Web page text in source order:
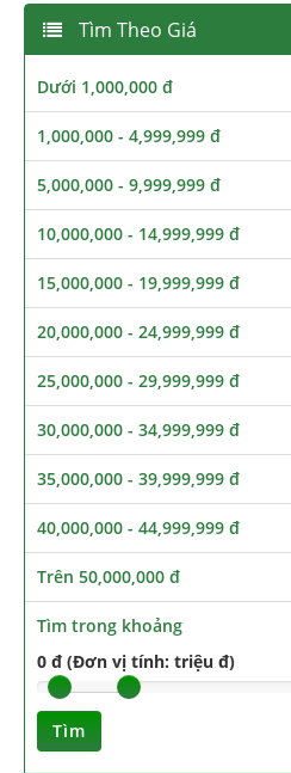
Tìm Theo Giá
Dưới 1,000,000 đ
1,000,000 - 4,999,999 đ
5,000,000 - 9,999,999 đ
10,000,000 - 14,999,999 đ
15,000,000 - 19,999,999 đ
20,000,000 - 24,999,999 đ
25,000,000 - 29,999,999 đ
30,000,000 - 34,999,999 đ
35,000,000 - 39,999,999 đ
40,000,000 - 44,999,999 đ
Trên 50,000,000 đ
Tìm trong khoảng
0 đ (Đơn vị tính: triệu đ)
Tìm